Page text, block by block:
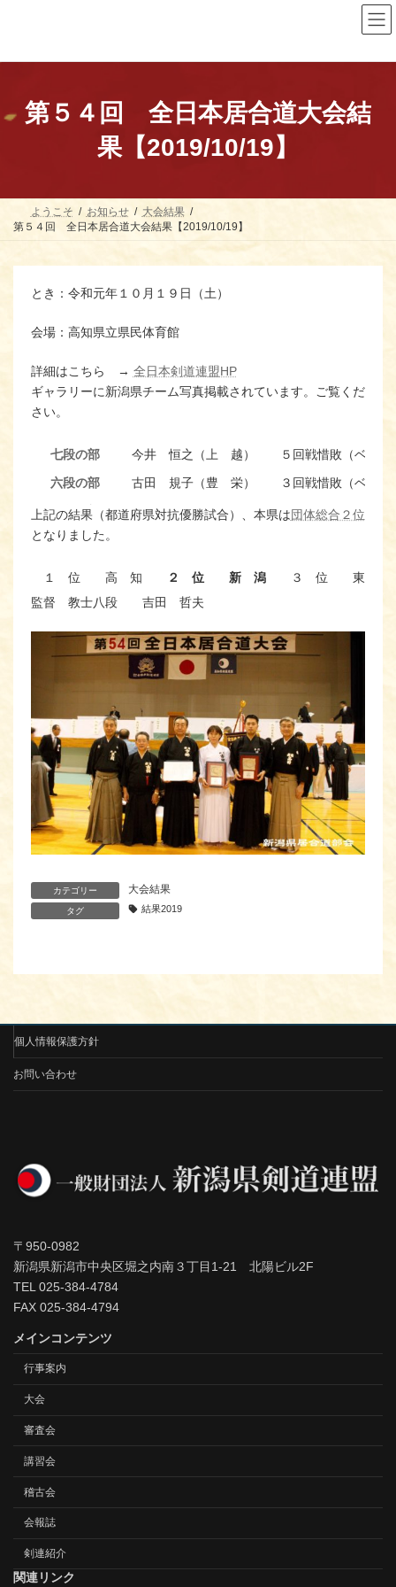
キ
に
第５４回 全日本居合道大会結
果【2019/10/19】
ようこそ お知らせ
大会結果
第５４回 全日本居合道大会結果【2019/10/19】
とき：令和元年１０月１９日（土）
会場：高知県立県民体育館
詳細はこちら → 全日本剣道連盟HP
ギャラリーに新潟県チーム写真掲載されています。ご覧くだ
さい。
七段の部 今井 恒之（上 越）
５回戦惜敗（ベスト
六段の部
古田 規子（豊 栄）
３回戦惜敗（ベスト
五段の部_
草間 大介（光明館） ５回戦惜敗（ベスト
上記の結果（都道府県対抗優勝試合）、本県は団体総合２位
となりました。
１ 位 高 知 ２ 位 新 潟 ３ 位
東 京
監督 教士八段 吉田 哲夫
カテゴリー 大会結果
タグ 結果2019
個人情報保護方針
お問い合わせ
〒950-0982
新潟県新潟市中央区堀之内南３丁目1-21 北陽ビル2F
TEL 025-384-4784
FAX 025-384-4794
メインコンテンツ
行事案内
大会
審査会
講習会
稽古会
会報誌
剣連紹介
関連リンク